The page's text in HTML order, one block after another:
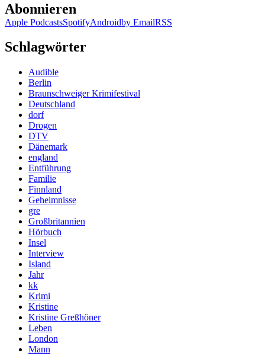
Abonnieren
Apple PodcastsSpotifyAndroidby EmailRSS
Schlagwörter
Audible
Berlin
Braunschweiger Krimifestival
Deutschland
dorf
Drogen
DTV
Dänemark
england
Entführung
Familie
Finnland
Geheimnisse
gre
Großbritannien
Hörbuch
Insel
Interview
Island
Jahr
kk
Krimi
Kristine
Kristine Greßhöner
Leben
London
Mann